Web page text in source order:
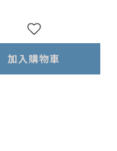
加入購物車